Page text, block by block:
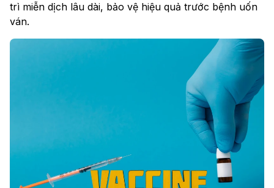
trì miễn dịch lâu dài, bảo vệ hiệu quả trước bệnh uốn
ván.